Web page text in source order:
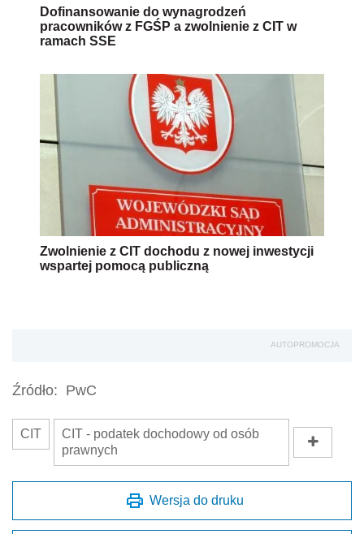
Dofinansowanie do wynagrodzeń
pracowników z FGŚP a zwolnienie z CIT w
ramach SSE
Zwolnienie z CIT dochodu z nowej inwestycji
wspartej pomocą publiczną
AUTOPROMOCJA
Źródło: PwC
CIT
CIT - podatek dochodowy od osób
prawnych
Wersja do druku